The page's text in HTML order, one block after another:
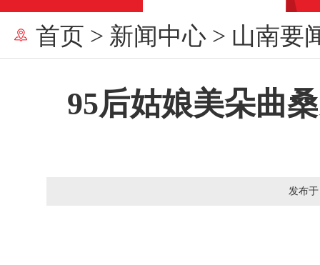
首页 > 新闻中心 > 山南要
95后姑娘美朵曲
发布